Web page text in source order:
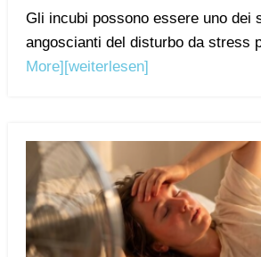
Gli incubi possono essere uno dei
angoscianti del disturbo da stress
More] [weiterlesen]